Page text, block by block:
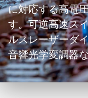
に対応する高電
す。可逆高速ス
ルスレーザーダ
音響光学変調器
の高いスイッチ
ルモジュールは